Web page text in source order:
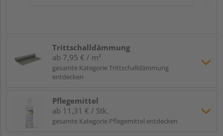
Trittschalldämmung
ab 7,95 € / m²
gesamte Kategorie Trittschalldämmung
entdecken
Pflegemittel
ab 11,31 € / Stk.
gesamte Kategorie Pflegemittel entdecken